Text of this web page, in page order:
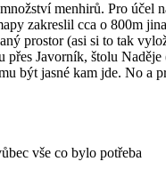
menhirů. Pro
zakreslil cca o 800m
prostor (asi si to tak
Javorník, štolu
být jasné kam jde. No
vše co bylo potřeba